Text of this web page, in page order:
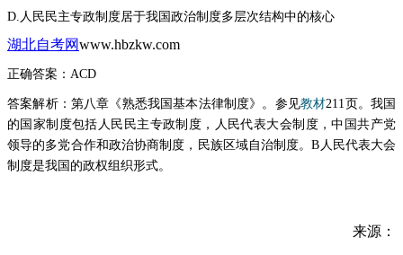
D.人民民主专政制度居于我国政治制度多层次结构中的核心
湖北自考网www.hbzkw.com
正确答案： ACD
答案解析： 第八章《熟悉我国基本法律制度》。参见教材211页。我国
的国家制度包括人民民主专政制度，人民代表大会制度，中国共产党
领导的多党合作和政治协商制度，民族区域自治制度。B人民代表大会
制度是我国的政权组织形式。
来源：